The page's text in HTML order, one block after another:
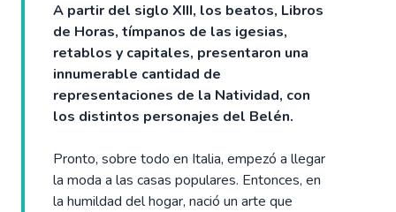
A partir del siglo XIII, los beatos, Libros
de Horas, tímpanos de las igesias,
retablos y capitales, presentaron una
innumerable cantidad de
representaciones de la Natividad, con
los distintos personajes del Belén.
Pronto, sobre todo en Italia, empezó a llegar
la moda a las casas populares. Entonces, en
la humildad del hogar, nació un arte que